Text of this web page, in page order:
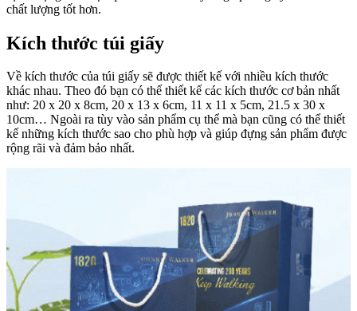
chất lượng tốt hơn.
Kích thước túi giấy
Về kích thước của túi giấy sẽ được thiết kế với nhiều kích thước
khác nhau. Theo đó bạn có thể thiết kế các kích thước cơ bản nhất
như: 20 x 20 x 8cm, 20 x 13 x 6cm, 11 x 11 x 5cm, 21.5 x 30 x
10cm… Ngoài ra tùy vào sản phẩm cụ thể mà bạn cũng có thể thiết
kế những kích thước sao cho phù hợp và giúp đựng sản phẩm được
rộng rãi và đảm bảo nhất.